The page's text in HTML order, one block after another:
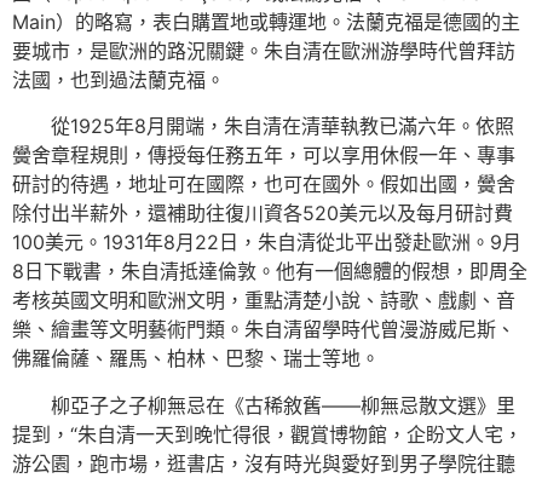
Main）的略寫，表白購置地或轉運地。法蘭克福是德國的主
要城市，是歐洲的路況關鍵。朱自清在歐洲游學時代曾拜訪
法國，也到過法蘭克福。
從1925年8月開端，朱自清在清華執教已滿六年。依照
黌舍章程規則，傳授每任務五年，可以享用休假一年、專事
研討的待遇，地址可在國際，也可在國外。假如出國，黌舍
除付出半薪外，還補助往復川資各520美元以及每月研討費
100美元。1931年8月22日，朱自清從北平出發赴歐洲。9月
8日下戰書，朱自清抵達倫敦。他有一個總體的假想，即周全
考核英國文明和歐洲文明，重點清楚小說、詩歌、戲劇、音
樂、繪畫等文明藝術門類。朱自清留學時代曾漫游威尼斯、
佛羅倫薩、羅馬、柏林、巴黎、瑞士等地。
柳亞子之子柳無忌在《古稀敘舊——柳無忌散文選》里
提到，“朱自清一天到晚忙得很，觀賞博物館，企盼文人宅，
游公園，跑市場，逛書店，沒有時光與愛好到男子學院往聽